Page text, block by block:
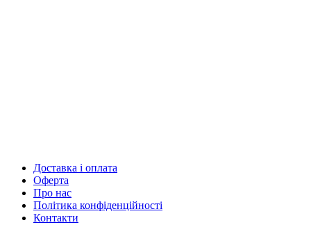
Доставка і оплата
Оферта
Про нас
Політика конфіденційності
Контакти